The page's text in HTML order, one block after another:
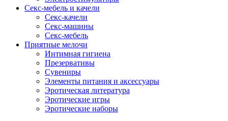
Секс-мебель и качели
Секс-качели
Секс-машины
Секс-мебель
Приятные мелочи
Интимная гигиена
Презервативы
Сувениры
Элементы питания и аксессуары
Эротическая литература
Эротические игры
Эротические наборы